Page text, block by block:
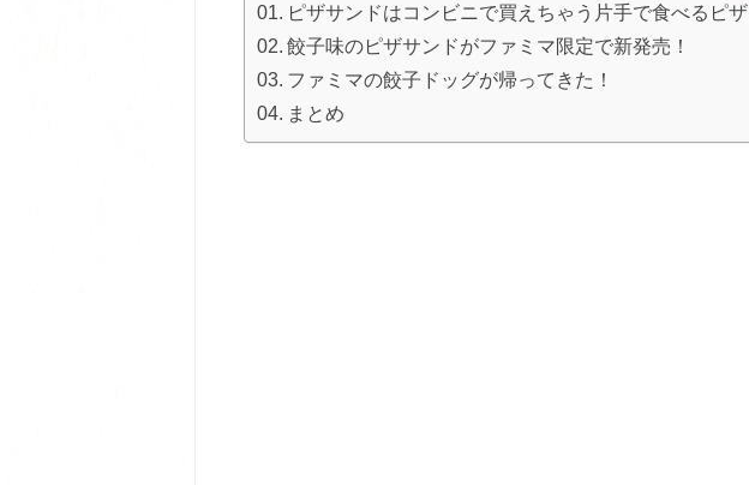
ピザサンドはコンビニで買えちゃう片手で食べるピザ
餃子味のピザサンドがファミマ限定で新発売！
ファミマの餃子ドッグが帰ってきた！
まとめ